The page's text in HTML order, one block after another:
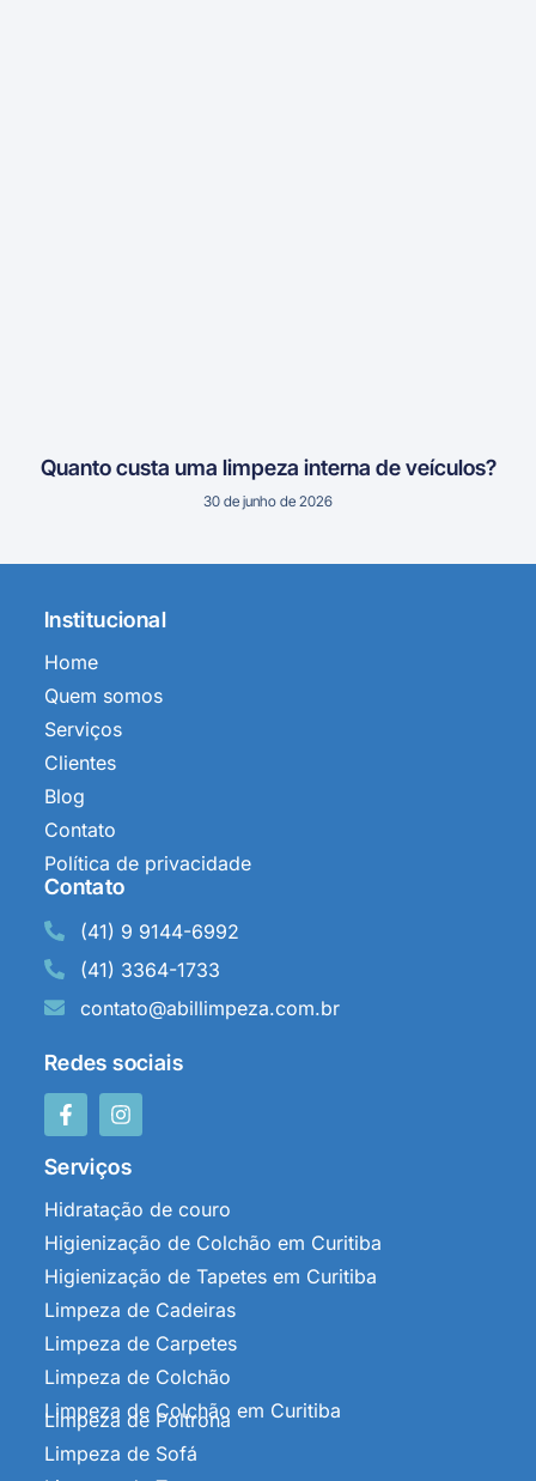
Quanto custa uma limpeza interna de veículos?
30 de junho de 2026
Institucional
Home
Quem somos
Serviços
Clientes
Blog
Contato
Política de privacidade
Contato
(41) 9 9144-6992
(41) 3364-1733
contato@abillimpeza.com.br
Redes sociais
Serviços
Hidratação de couro
Higienização de Colchão em Curitiba
Higienização de Tapetes em Curitiba
Limpeza de Cadeiras
Limpeza de Carpetes
Limpeza de Colchão
Limpeza de Colchão em Curitiba
Limpeza de Poltrona
Limpeza de Sofá